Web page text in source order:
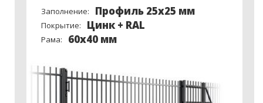
Заполнение: Профиль 25х25 мм
Покрытие: Цинк + RAL
Рама: 60x40 мм